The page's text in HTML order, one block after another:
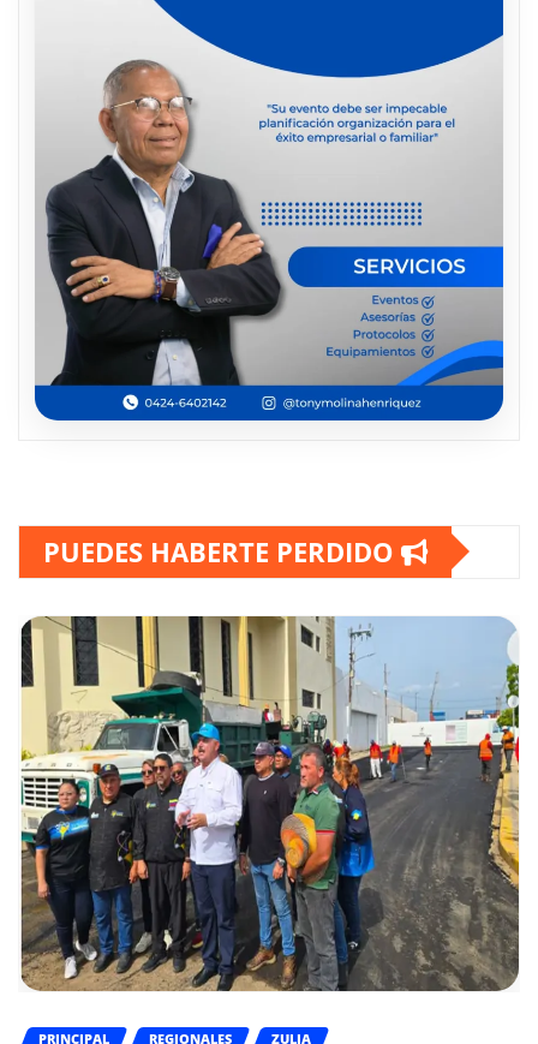
PUEDES HABERTE PERDIDO
PRINCIPAL REGIONALES ZULIA